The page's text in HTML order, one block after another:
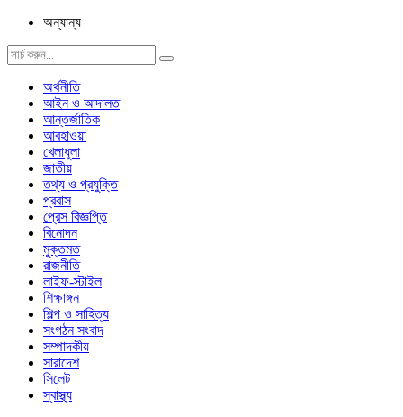
অন্যান্য
অর্থনীতি
আইন ও আদালত
আন্তর্জাতিক
আবহাওয়া
খেলাধুলা
জাতীয়
তথ্য ও প্রযুক্তি
প্রবাস
প্রেস বিজ্ঞপ্তি
বিনোদন
মুক্তমত
রাজনীতি
লাইফ-স্টাইল
শিক্ষাঙ্গন
শিল্প ও সাহিত্য
সংগঠন সংবাদ
সম্পাদকীয়
সারাদেশ
সিলেট
স্বাস্থ্য